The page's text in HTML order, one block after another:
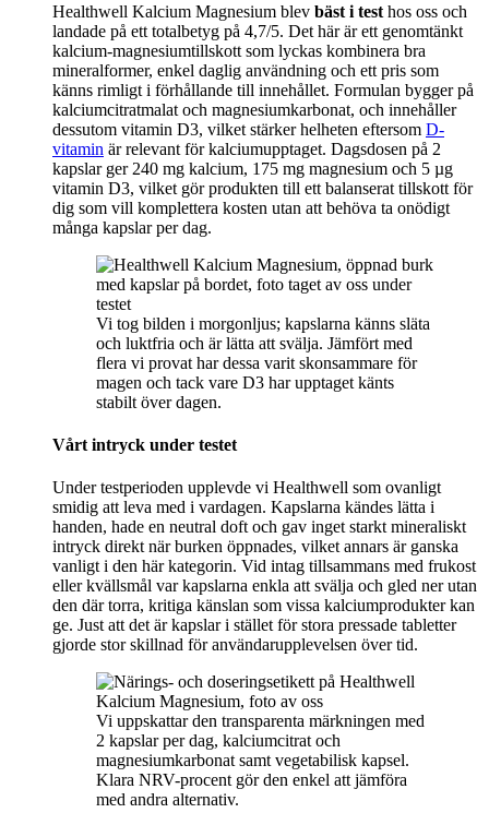
Healthwell Kalcium Magnesium blev bäst i test hos oss och
landade på ett totalbetyg på 4,7/5. Det här är ett genomtänkt
kalcium-magnesiumtillskott som lyckas kombinera bra
mineralformer, enkel daglig användning och ett pris som
känns rimligt i förhållande till innehållet. Formulan bygger på
kalciumcitratmalat och magnesiumkarbonat, och innehåller
dessutom vitamin D3, vilket stärker helheten eftersom D-
vitamin är relevant för kalciumupptaget. Dagsdosen på 2
kapslar ger 240 mg kalcium, 175 mg magnesium och 5 µg
vitamin D3, vilket gör produkten till ett balanserat tillskott för
dig som vill komplettera kosten utan att behöva ta onödigt
många kapslar per dag.
Vi tog bilden i morgonljus; kapslarna känns släta
och luktfria och är lätta att svälja. Jämfört med
flera vi provat har dessa varit skonsammare för
magen och tack vare D3 har upptaget känts
stabilt över dagen.
Vårt intryck under testet
Under testperioden upplevde vi Healthwell som ovanligt
smidig att leva med i vardagen. Kapslarna kändes lätta i
handen, hade en neutral doft och gav inget starkt mineraliskt
intryck direkt när burken öppnades, vilket annars är ganska
vanligt i den här kategorin. Vid intag tillsammans med frukost
eller kvällsmål var kapslarna enkla att svälja och gled ner utan
den där torra, kritiga känslan som vissa kalciumprodukter kan
ge. Just att det är kapslar i stället för stora pressade tabletter
gjorde stor skillnad för användarupplevelsen över tid.
Vi uppskattar den transparenta märkningen med
2 kapslar per dag, kalciumcitrat och
magnesiumkarbonat samt vegetabilisk kapsel.
Klara NRV-procent gör den enkel att jämföra
med andra alternativ.